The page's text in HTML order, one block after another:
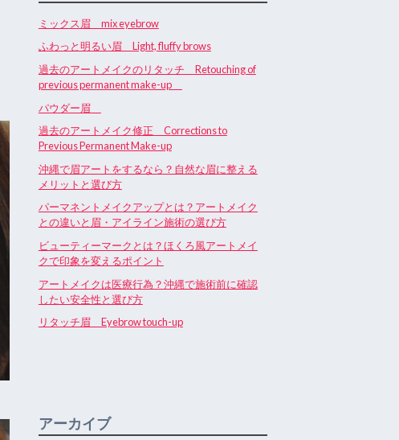
ミックス眉 mix eyebrow
ふわっと明るい眉 Light, fluffy brows
過去のアートメイクのリタッチ Retouching of
previous permanent make-up
パウダー眉
過去のアートメイク修正 Corrections to
Previous Permanent Make-up
沖縄で眉アートをするなら？自然な眉に整える
メリットと選び方
パーマネントメイクアップとは？アートメイク
との違いと眉・アイライン施術の選び方
ビューティーマークとは？ほくろ風アートメイ
クで印象を変えるポイント
アートメイクは医療行為？沖縄で施術前に確認
したい安全性と選び方
リタッチ眉 Eyebrow touch-up
アーカイブ